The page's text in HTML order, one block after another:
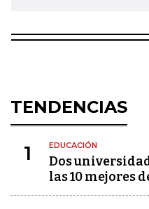
TENDENCIAS
1 EDUCACIÓN
Dos
las 10 mejores